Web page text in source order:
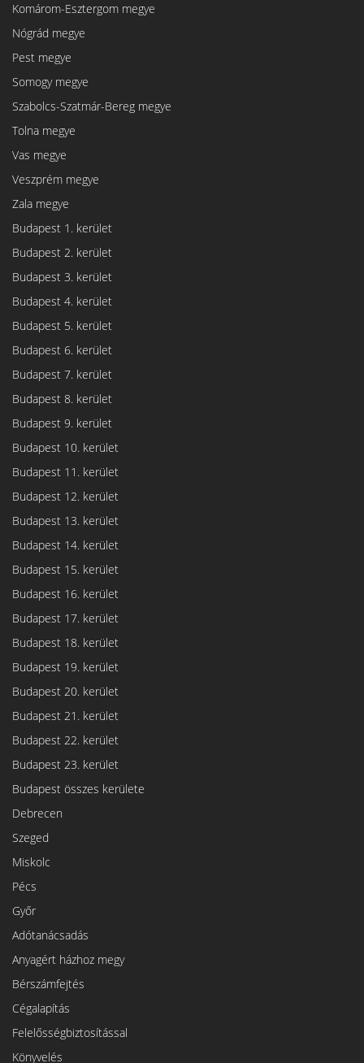
Komárom-Esztergom megye
Nógrád megye
Pest megye
Somogy megye
Szabolcs-Szatmár-Bereg megye
Tolna megye
Vas megye
Veszprém megye
Zala megye
Budapest 1. kerület
Budapest 2. kerület
Budapest 3. kerület
Budapest 4. kerület
Budapest 5. kerület
Budapest 6. kerület
Budapest 7. kerület
Budapest 8. kerület
Budapest 9. kerület
Budapest 10. kerület
Budapest 11. kerület
Budapest 12. kerület
Budapest 13. kerület
Budapest 14. kerület
Budapest 15. kerület
Budapest 16. kerület
Budapest 17. kerület
Budapest 18. kerület
Budapest 19. kerület
Budapest 20. kerület
Budapest 21. kerület
Budapest 22. kerület
Budapest 23. kerület
Budapest összes kerülete
Debrecen
Szeged
Miskolc
Pécs
Győr
Adótanácsadás
Anyagért házhoz megy
Bérszámfejtés
Cégalapítás
Felelősségbiztosítással
Könyvelés